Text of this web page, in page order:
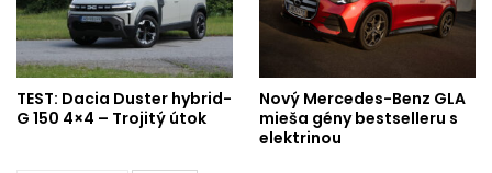
TEST: Dacia Duster hybrid-
G 150 4×4 – Trojitý útok
Nový Mercedes-Benz GLA
mieša gény bestselleru s
elektrinou